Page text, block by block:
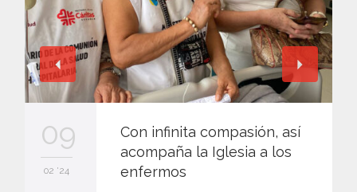
09
02 '24
Con infinita compasión, así
acompaña la Iglesia a los
enfermos